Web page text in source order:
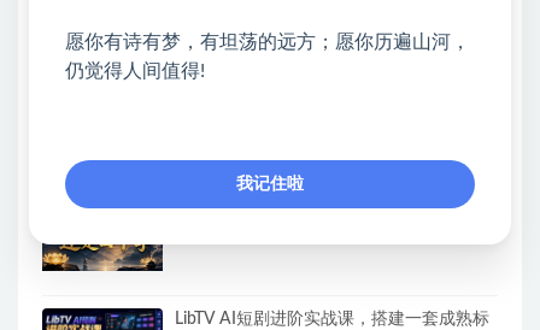
付费文章：佛学第二弹：还是四个字
LibTV AI短剧进阶实战课，搭建一套成熟标
愿你有诗有梦，有坦荡的远方；愿你历遍山河，
仍觉得人间值得!
我记住啦